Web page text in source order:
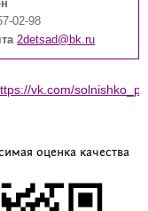
02-98
2detsad@bk.ru
vk.com/solnishko_ptz
оценка качества